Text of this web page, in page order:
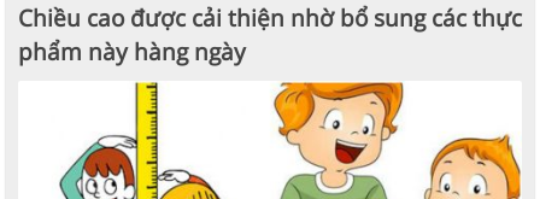
Chiều cao được cải thiện nhờ bổ sung các thực
phẩm này hàng ngày